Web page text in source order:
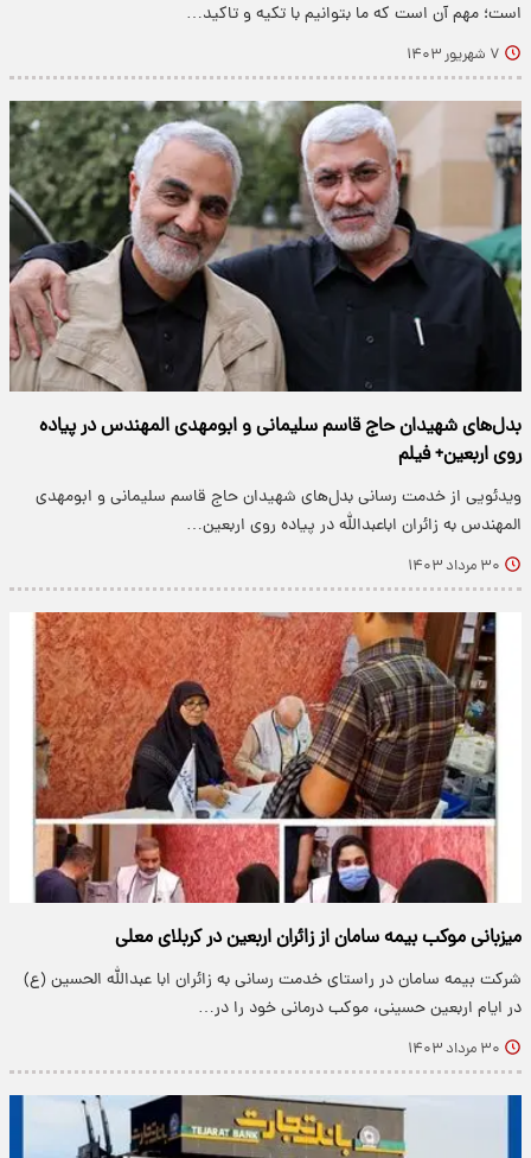
است؛ مهم آن است که ما بتوانیم با تکیه و تاکید…
۷ شهریور ۱۴۰۳
بدل‌های شهیدان حاج قاسم سلیمانی و ابومهدی المهندس در پیاده
روی اربعین+ فیلم
ویدئویی از خدمت رسانی بدل‌های شهیدان حاج قاسم سلیمانی و ابومهدی
المهندس به زائران اباعبدالله در پیاده روی اربعین…
۳۰ مرداد ۱۴۰۳
میزبانی موکب بیمه سامان از زائران اربعین در کربلای معلی
شرکت بیمه سامان در راستای خدمت رسانی به زائران ابا عبدالله الحسین (ع)
در ایام اربعین حسینی، موکب درمانی خود را در…
۳۰ مرداد ۱۴۰۳